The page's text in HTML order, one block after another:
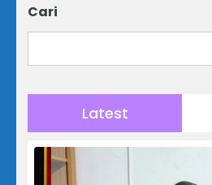
Cari
Latest